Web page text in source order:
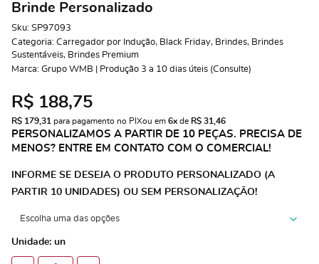
Brinde Personalizado
Sku: SP97093
Categoria: Carregador por Indução, Black Friday, Brindes, Brindes
Sustentáveis, Brindes Premium
Marca: Grupo WMB | Produção 3 a 10 dias úteis (Consulte)
R$ 188,75
R$ 179,31 para pagamento no PIXou em 6x de R$ 31,46
PERSONALIZAMOS A PARTIR DE 10 PEÇAS. PRECISA DE
MENOS? ENTRE EM CONTATO COM O COMERCIAL!
INFORME SE DESEJA O PRODUTO PERSONALIZADO (A
PARTIR 10 UNIDADES) OU SEM PERSONALIZAÇÃO!
Unidade: un